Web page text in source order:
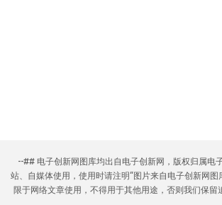
--## 电子创新网图库均出自电子创新网，版权归属电
站、自媒体使用，使用时请注明“图片来自电子创新网图
限于网络文章使用，不得用于其他用途，否则我们保留